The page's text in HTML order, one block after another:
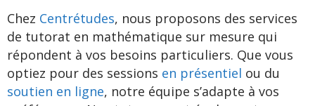
Chez Centrétudes, nous proposons des services
de tutorat en mathématique sur mesure qui
répondent à vos besoins particuliers. Que vous
optiez pour des sessions en présentiel ou du
soutien en ligne, notre équipe s’adapte à vos